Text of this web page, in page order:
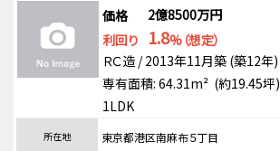
価格
2億8500万円
利回り
1.8%（想定）
ＲＣ造 / 2013年11月築 (築12年)
専有面積: 64.31m² (約19.45坪)
1LDK
所在地 東京都港区南麻布５丁目